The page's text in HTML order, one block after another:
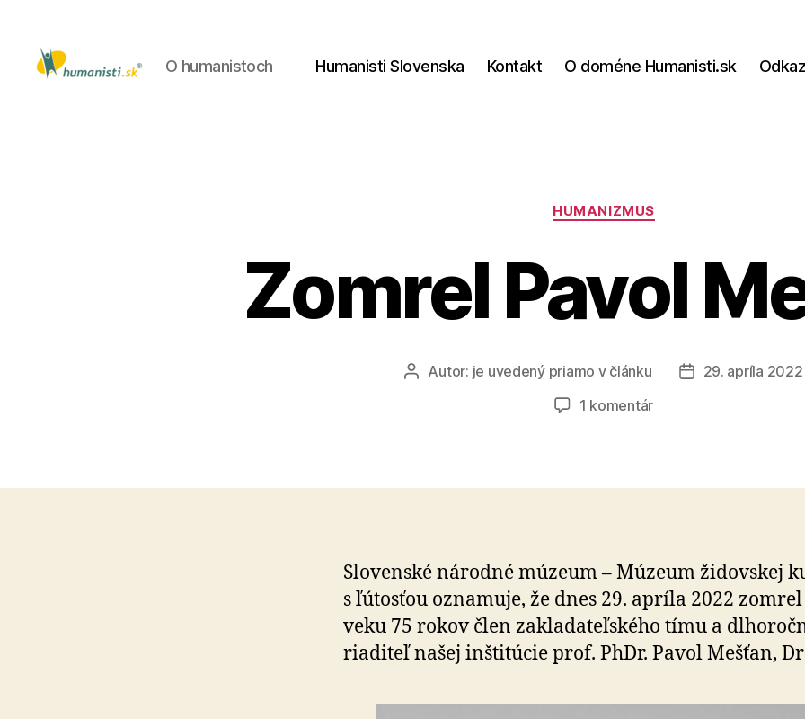
O humanistoch Humanisti Slovenska Kontakt O doméne Humanisti.sk
Kategórie
HUMANIZMUS
Zomrel Pavol
AutorAutor: je uvedený priamo v článku
Dátum
29. apríla 2022
1 komentárna
Slovenské národné múzeum – Múzeum židovskej
s ľútosťou oznamuje, že dnes 29. apríla 2022
veku 75 rokov člen zakladateľského tímu a
riaditeľ našej inštitúcie prof. PhDr. Pavol Mešťan,